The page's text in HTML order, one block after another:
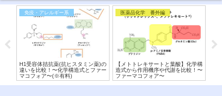
免疫・アレルギー系
H1受容体拮抗薬(抗ヒスタミン薬)の
違いを比較！〜化学構造式とファー
マコフォア〜(※有料)
医薬品化学 番外編
【メトトレキサートと葉酸】化学構
造式から作用機序や代謝を比較！〜
ファーマコフォア〜